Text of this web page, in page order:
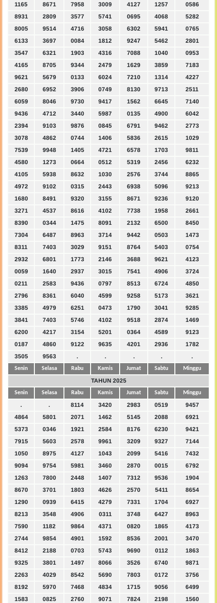
1165 8671 7958 3009 4127 1257
0586
8931
2809 3577 5741 0695 4068
5282
8005
9514 4716 3058 6302 5941
0765
6133
3697 0084 1812 9247 5462
2801
3547
6321 1903 4316 7088 1040
0953
4165
8705 9344 2479 1629 3859
7183
9621
5679 0133 6024 7210 1314
4227
2680
6952 3906 0749 8130 9713
2511
6059
8046 9730 9417 1562 6645
7140
9436
4712 3440 5987 0135 4900
6042
2394
9103 9876 0845 6791 9462
2773
3078
4862 0744 1406 5836 2615
1029
7539
9948 1405 4721 6578 1703
9811
4580
1273 0664 0512 5319 2456
6232
4105
5938 8632 1030 2576 3744
8865
4972
9102 0315 2443 6938 5096
9213
1680
8491 9320 3155 8671 9236
9120
3271
4537 8616 4102 7738 1958
2661
8390
0344 1475 8091 2132 6500
8450
7304
6487 8963 3714 9442 0503
1473
8311
7403 3029 9151 8764 5403
0754
2932
6801 1773 2146 3688 9621
4123
0059
1640 2937 3015 7541 4906
3724
0211
2583 9436 0797 8513 6724
4850
2796
8361 6040 4599 9258 5173
3621
3385
4979 6251 0473 1790 3041
9285
3841
7403 5746 4102 9518 2874
1469
6200
4217 3154 5201 0364 4589
9123
0187
4860 9122 9635 4201 2936
1782
3505
9563 . . . . .
Senin Selasa Rabu Kamis Jumat Sabtu Minggu
TAHUN 2025
Senin Selasa Rabu Kamis Jumat Sabtu Minggu
. . 8114 3420 2983 0519
9457
4864
5801 2071 1462 5145 2088
6921
5373
0346 1921 2584 8176 6230
9421
7915
5603 2578 9961 3209 9327
7144
1050
8975 4127 1043 2099 5416
7432
9094
9754 5981 3460 2870 0015
6792
1263
7800 2448 1407 7312 9536
1904
8670
3701 1803 4626 2570 5411
8654
1290
0939 6415 4279 7331 1704
6927
8213
3548 4906 0311 3748 6427
8963
7590
1182 9864 4371 0820 1865
4173
2744
9854 4901 1592 8536 2001
3470
8412
2188 0703 5743 9690 0112
1863
9325
3801 1497 8066 3526 6740
9871
2263
4029 8542 5690 7803 0172
3756
8192
5970 7468 4834 1715 9056
6499
1583
0825 2760 9071 7824 2198
1560